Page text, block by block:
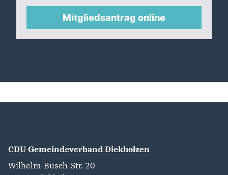
Mitgliedsantrag online
CDU Gemeindeverband Diekholzen
Wilhelm-Busch-Str. 20